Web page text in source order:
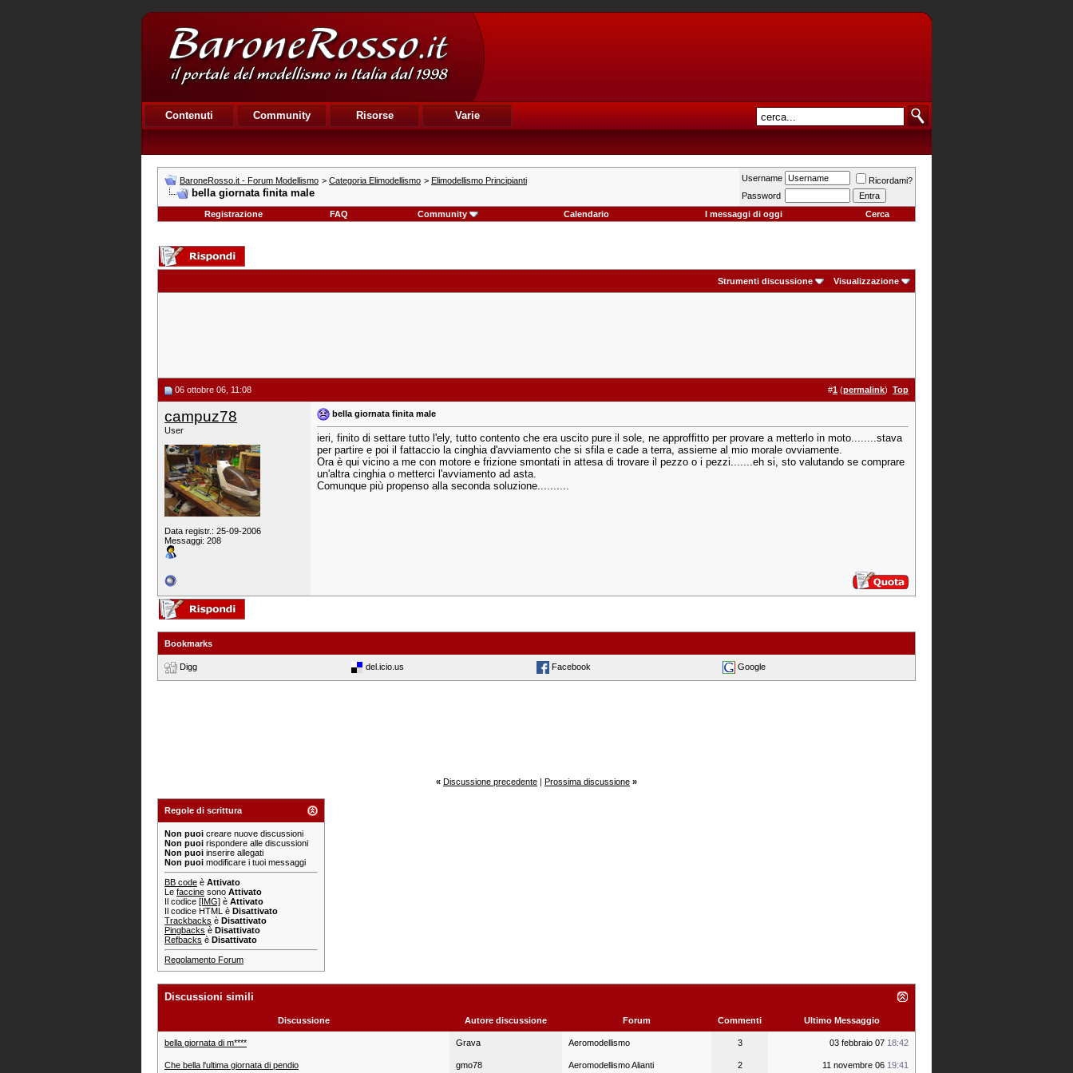
Contenuti Community Risorse Varie
BaroneRosso.it - Forum Modellismo > Categoria Elimodellismo > Elimodellismo Principianti
bella giornata finita male
Username
Ricordami?
Password
Registrazione
FAQ Community Calendario I messaggi di oggi Cerca
Strumenti discussione Visualizzazione
06 ottobre 06, 11:08 #1 (permalink) Top
campuz78
User
Data registr.: 25-09-2006
Messaggi: 208
bella giornata finita male
ieri, finito di settare tutto l'ely, tutto contento che era uscito pure il sole, ne approffitto per provare a metterlo in moto........stava
per partire e poi il fattaccio la cinghia d'avviamento che si sfila e cade a terra, assieme al mio morale ovviamente.
Ora è qui vicino a me con motore e frizione smontati in attesa di trovare il pezzo o i pezzi.......eh si, sto valutando se comprare
un'altra cinghia o metterci l'avviamento ad asta.
Comunque più propenso alla seconda soluzione..........
Bookmarks
Digg del.icio.us Facebook Google
« Discussione precedente | Prossima discussione »
Regole di scrittura
Non puoi creare nuove discussioni
Non puoi rispondere alle discussioni
Non puoi inserire allegati
Non puoi modificare i tuoi messaggi
BB code è Attivato
Le faccine sono Attivato
Il codice [IMG] è Attivato
Il codice HTML è Disattivato
Trackbacks è Disattivato
Pingbacks è Disattivato
Refbacks è Disattivato
Regolamento Forum
Discussioni simili
Discussione Autore discussione Forum Commenti Ultimo Messaggio
bella giornata di m**** Grava Aeromodellismo 3 03 febbraio 07 18:42
Che bella l'ultima giornata di pendio gmo78 Aeromodellismo Alianti 2 11 novembre 06 19:41